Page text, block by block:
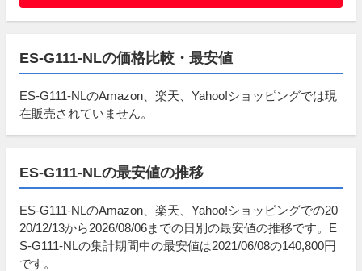
ES-G111-NLの価格比較・最安値
ES-G111-NLのAmazon、楽天、Yahoo!ショッピングでは現
在販売されていません。
ES-G111-NLの最安値の推移
ES-G111-NLのAmazon、楽天、Yahoo!ショッピングでの20
20/12/13から2026/08/06までの日別の最安値の推移です。E
S-G111-NLの集計期間中の最安値は2021/06/08の140,800円
です。